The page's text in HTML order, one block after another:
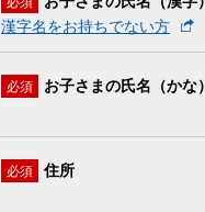
漢字名をお持ちでない方
必須 お子さまの氏名（かな）
必須 住所